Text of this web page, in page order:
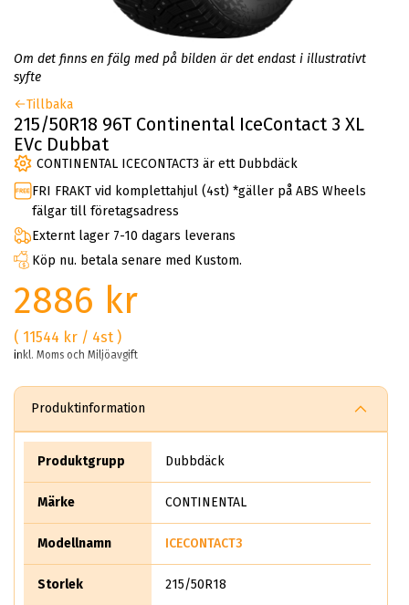
Om det finns en fälg med på bilden är det endast i illustrativt
syfte
Tillbaka
215/50R18 96T Continental IceContact 3 XL
EVc Dubbat
CONTINENTAL ICECONTACT3 är ett Dubbdäck
FRI FRAKT vid komplettahjul (4st) *gäller på ABS Wheels
fälgar till företagsadress
Externt lager 7-10 dagars leverans
Köp nu. betala senare med Kustom.
2886 kr
( 11544 kr / 4st )
inkl. Moms och Miljöavgift
Produktinformation
Produktgrupp Dubbdäck
Märke CONTINENTAL
Modellnamn ICECONTACT3
Storlek 215/50R18